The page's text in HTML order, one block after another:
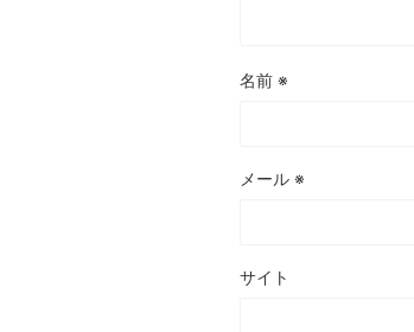
名前 ※
メール ※
サイト